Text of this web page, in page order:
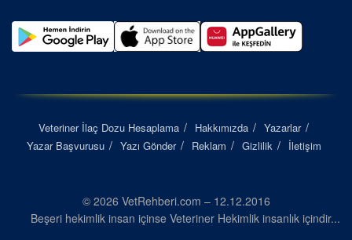
Veteriner İlaç Dozu Hesaplama Hakkımızda
Yazarlar
Yazar Başvurusu
Yazı Gönder Reklam Gizlilik İletişim
© 2026 VetRehberi.com – 12.12.2016
Beşeri hekimlik insan içinse Veteriner Hekimlik insanlık içindir...